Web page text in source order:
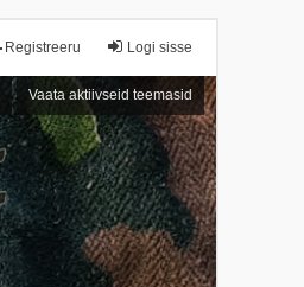
Logi sisse
Registreeru
Vaata aktiivseid teemasid